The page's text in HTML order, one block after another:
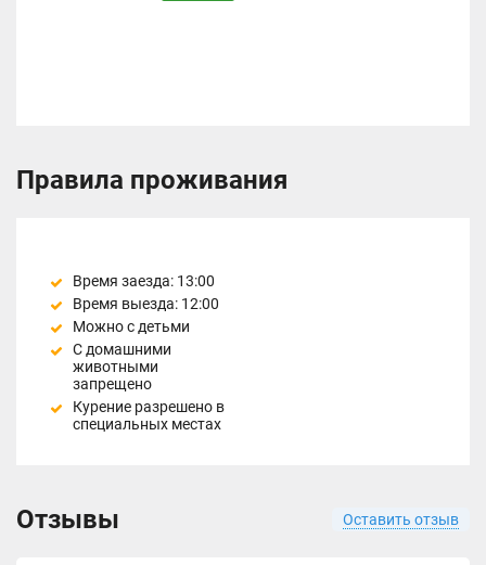
Правила проживания
Время заезда: 13:00
Время выезда: 12:00
Можно с детьми
С домашними
животными
запрещено
Курение разрешено в
специальных местах
Отзывы Оставить отзыв